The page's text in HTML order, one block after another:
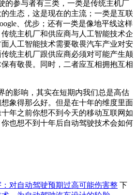
参与者有三类，一类是传统主机厂
生态，这是现在的主流；一类是互联
、优步；还有一类是像地平线这样
统主机厂和供应商与人工智能技术企
人工智能技术需要敬畏汽车产业对安
统主机厂跟供应商必须对可能产生颠
有敬畏。同时，二者应互相拥抱互相
影响，其实在短期内我们总是高估
象得那么好。但是在十年的维度里面
年之前你想不到今天的移动互联网如
也想不到十年后自动驾驶技术会如何
对自动驾驶预期过高可能伤害整 下